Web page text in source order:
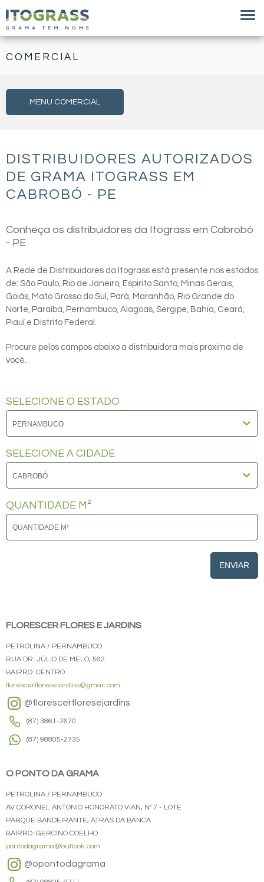
COMERCIAL
MENU COMERCIAL
DISTRIBUIDORES AUTORIZADOS
DE GRAMA ITOGRASS EM
CABROBÓ - PE
Conheça os distribuidores da Itograss em Cabrobó
- PE
A Rede de Distribuidores da Itograss está presente nos estados
de: São Paulo, Rio de Janeiro, Espirito Santo, Minas Gerais,
Goiás, Mato Grosso do Sul, Pará, Maranhão, Rio Grande do
Norte, Paraíba, Pernambuco, Alagoas, Sergipe, Bahia, Ceará,
Piauí e Distrito Federal.
Procure pelos campos abaixo a distribuidora mais próxima de
você.
SELECIONE O ESTADO
SELECIONE A CIDADE
QUANTIDADE M²
ENVIAR
FLORESCER FLORES E JARDINS
PETROLINA / PERNAMBUCO
RUA DR. JÚLIO DE MELO, 562
BAIRRO: CENTRO
florescerfloresejardins@gmail.com
@florescerfloresejardins
(87) 3861-7670
(87) 98805-2735
O PONTO DA GRAMA
PETROLINA / PERNAMBUCO
AV CORONEL ANTONIO HONORATO VIAN, N° 7 - LOTE
PARQUE BANDEIRANTE, ATRÁS DA BANCA
BAIRRO: GERCINO COELHO
pontodagrama@outlook.com
@opontodagrama